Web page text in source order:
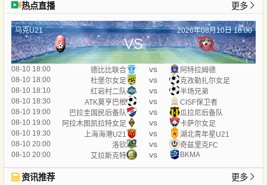
热点直播 更多
乌克U21 2026年08月10日 18:00
VS
08-10 18:00 德比比联合 vs
阿特拉姆德
08-10 18:00
杜堡尔女足 vs
克孜勒扎尔女足
08-10 18:10
红岩村二队 vs
半场兄弟
08-10 18:30
ATK莫亨巴根 vs
CISF保卫者
08-10 19:00
巴拉圭国民后备队 vs
瓜拉尼后备队
08-10 19:00
阿拉木图凯拉特女足 vs
卡萨尔女足
08-10 19:30
上海海港U21 vs
湖北青年星U21
08-10 20:00
洛钦 vs
奇兹里克FC
08-10 20:00
艾拉斯克特 vs BKMA
资讯推荐 更多